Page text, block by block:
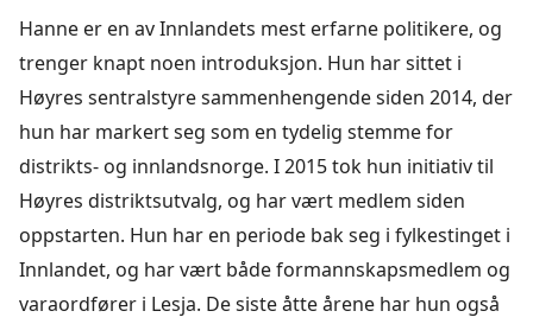
Hanne er en av Innlandets mest erfarne politikere, og
trenger knapt noen introduksjon. Hun har sittet i
Høyres sentralstyre sammenhengende siden 2014, der
hun har markert seg som en tydelig stemme for
distrikts- og innlandsnorge. I 2015 tok hun initiativ til
Høyres distriktsutvalg, og har vært medlem siden
oppstarten. Hun har en periode bak seg i fylkestinget i
Innlandet, og har vært både formannskapsmedlem og
varaordfører i Lesja. De siste åtte årene har hun også